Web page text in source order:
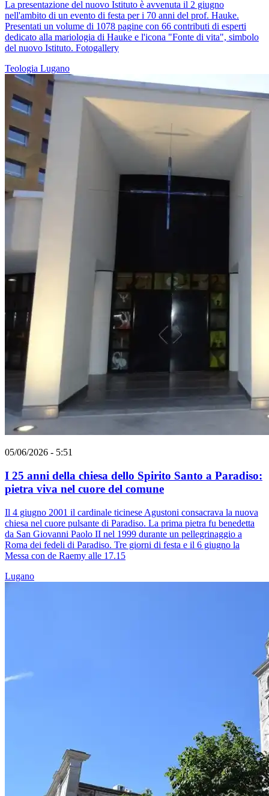
La presentazione del nuovo Istituto è avvenuta il 2 giugno
nell'ambito di un evento di festa per i 70 anni del prof. Hauke.
Presentati un volume di 1078 pagine con 66 contributi di esperti
dedicato alla mariologia di Hauke e l'icona "Fonte di vita", simbolo
del nuovo Istituto. Fotogallery
Teologia Lugano
05/06/2026 - 5:51
I 25 anni della chiesa dello Spirito Santo a Paradiso:
pietra viva nel cuore del comune
Il 4 giugno 2001 il cardinale ticinese Agustoni consacrava la nuova
chiesa nel cuore pulsante di Paradiso. La prima pietra fu benedetta
da San Giovanni Paolo II nel 1999 durante un pellegrinaggio a
Roma dei fedeli di Paradiso. Tre giorni di festa e il 6 giugno la
Messa con de Raemy alle 17.15
Lugano